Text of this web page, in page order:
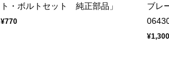
ト・ボルトセット 純正部品」
¥770
ブレ
¥1,300